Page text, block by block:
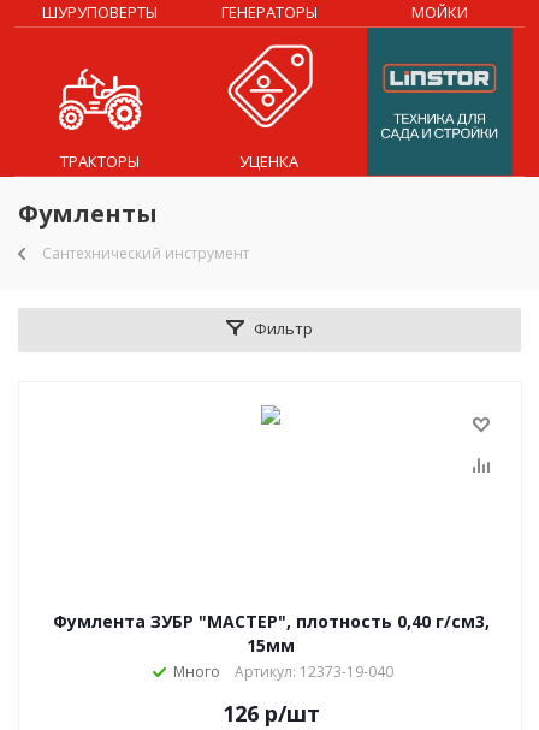
ШУРУПОВЕРТЫ ГЕНЕРАТОРЫ МОЙКИ
ТРАКТОРЫ УЦЕНКА
Фумленты
Сантехнический инструмент
Фильтр
Фумлента ЗУБР "МАСТЕР", плотность 0,40 г/см3,
15мм
Много Артикул: 12373-19-040
126р/шт